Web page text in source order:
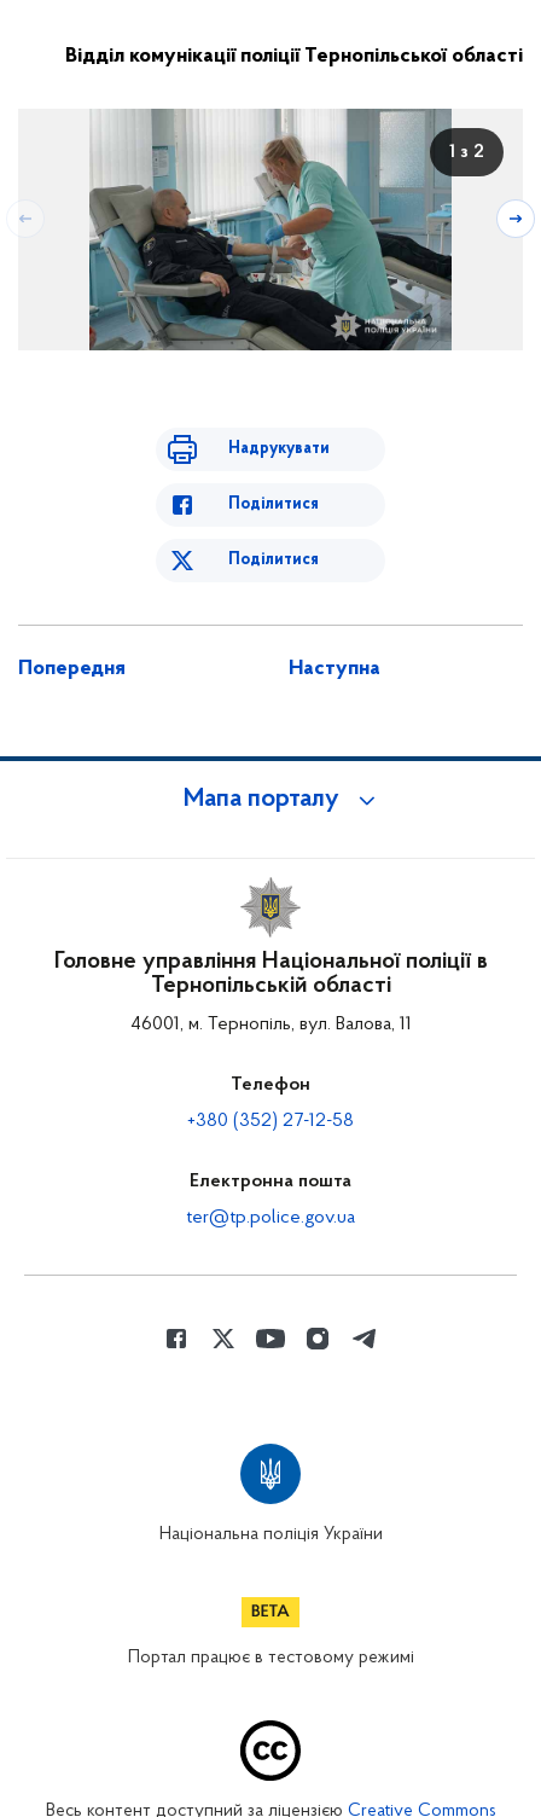
Відділ комунікації поліції Тернопільської області
1 з 2
Надрукувати
Поділитися
Поділитися
Попередня Наступна
Мапа порталу
Головне управління Національної поліції в
Тернопільській області
46001, м. Тернопіль, вул. Валова, 11
Телефон
+380 (352) 27-12-58
Електронна пошта
ter@tp.police.gov.ua
Національна поліція України
Портал працює в тестовому режимі
Весь контент доступний за ліцензією Creative Commons